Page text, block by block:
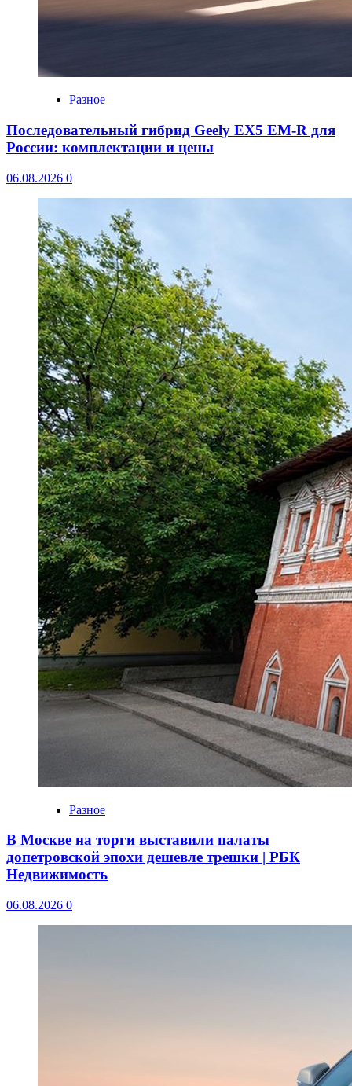
Разное
Последовательный гибрид Geely EX5 EM-R для
России: комплектации и цены
06.08.2026 0
Разное
В Москве на торги выставили палаты
допетровской эпохи дешевле трешки | РБК
Недвижимость
06.08.2026 0